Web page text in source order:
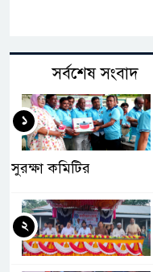
সর্বশেষ সংবাদ
সুরক্ষা কমিটির
১
২